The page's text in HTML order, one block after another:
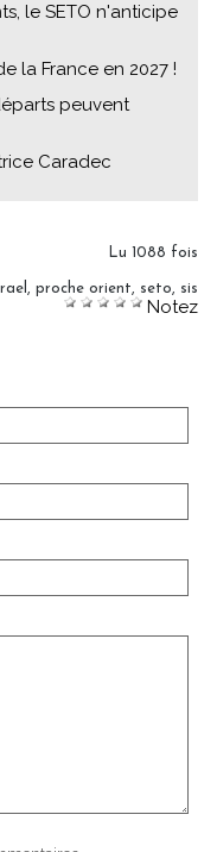
le SETO n'anticipe
la France en 2027 !
peuvent
Caradec
Lu 1088 fois
, proche orient, seto, sis
Notez